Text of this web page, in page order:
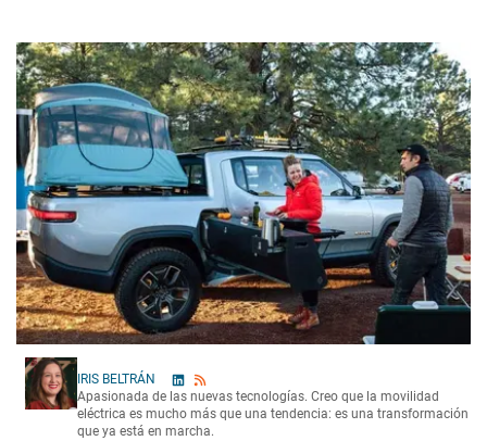
IRIS BELTRÁN
Apasionada de las nuevas tecnologías. Creo que la movilidad
eléctrica es mucho más que una tendencia: es una transformación
que ya está en marcha.